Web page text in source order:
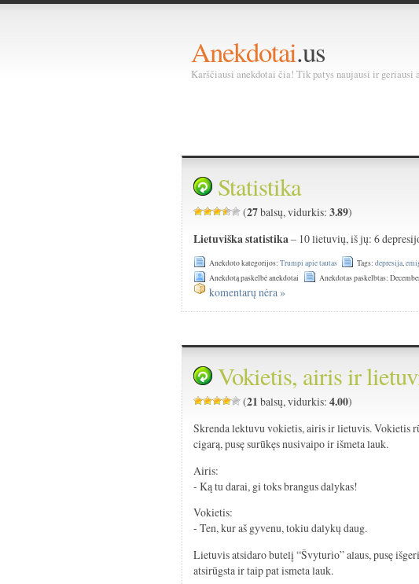
Anekdotai.us
Karščiausi anekdotai čia! Tik patys naujausi ir geriausi
Statistika
(27balsų, vidurkis:3.89)
Lietuviška statistika– 10 lietuvių, iš jų: 6
Anekdoto kategorijos:Trumpi apie tautas Tags:depresija,
Anekdotą paskelbė anekdotai
Anekdotas paskelbtas:
komentarų nėra »
Vokietis, airis ir
(21 balsų, vidurkis:4.00)
Skrenda lektuvu vokietis, airis ir lietuvis. Vokietis
cigarą, pusę surūkęs nusivaipo ir išmeta lauk.
Airis:
- Ką tu darai, gi toks brangus dalykas!
Vokietis:
- Ten, kur aš gyvenu, tokiu dalykų daug.
Lietuvis atsidaro butelį “Švyturio” alaus, pusę
atsirūgsta ir taip pat ismeta lauk.